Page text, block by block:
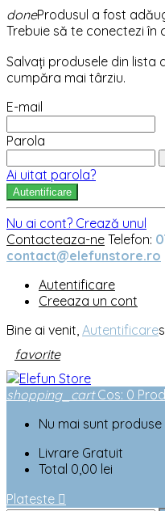
doneProdusul a fost
Trebuie să te conectezi în
Salvați produsele din lista
cumpăra mai târziu.
E-mail
Parola
Ai uitat parola?
Autentificare
Nu ai cont? Crează unul
Contacteaza-ne Telefon:
contact@elefunstore.ro
Autentificare
Creeaza un cont
Bine ai venit, Autentificare
favorite
shopping_cart Cos: 0
Nu mai sunt
Livrare Gratuit
Total 0,00 lei
Plateste 